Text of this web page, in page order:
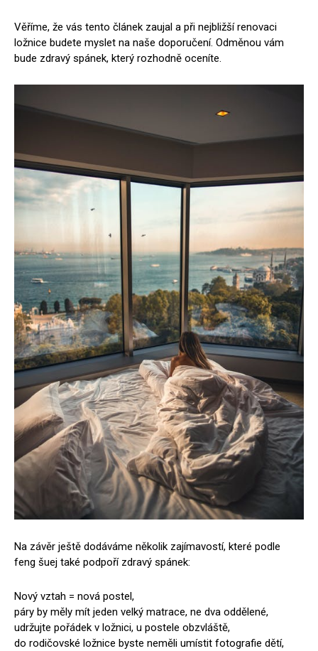
Věříme, že vás tento článek zaujal a při nejbližší renovaci
ložnice budete myslet na naše doporučení. Odměnou vám
bude zdravý spánek, který rozhodně oceníte.
Na závěr ještě dodáváme několik zajímavostí, které podle
feng šuej také podpoří zdravý spánek:
Nový vztah = nová postel,
páry by měly mít jeden velký matrace, ne dva oddělené,
udržujte pořádek v ložnici, u postele obzvláště,
do rodičovské ložnice byste neměli umístit fotografie dětí,